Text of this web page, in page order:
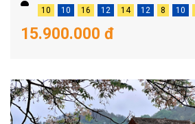
10 10 16 12 14 12 8 10
15.900.000 đ